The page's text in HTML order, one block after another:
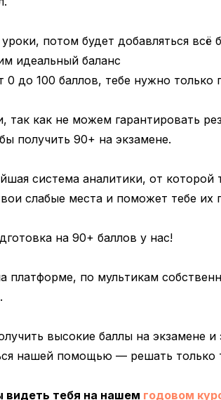
потом будет добавляться всё
идеальный баланс
до 100 баллов, тебе нужно только
так как не можем гарантировать
получить 90+ на экзамене.
система аналитики, от которой
слабые места и поможет тебе их
на 90+ баллов у нас!
платформе, по мультикам
высокие баллы на экзамене и
нашей помощью — решать только
тебя на нашем годовом